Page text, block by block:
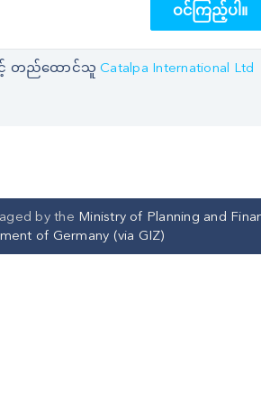
ဝင်ကြည့်ပါ။
င့် တည်ထောင်သူ Catalpa International Ltd
by the Ministry of Planning and
of Germany (via GIZ)